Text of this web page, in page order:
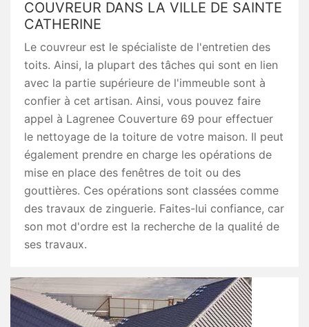
COUVREUR DANS LA VILLE DE SAINTE
CATHERINE
Le couvreur est le spécialiste de l'entretien des
toits. Ainsi, la plupart des tâches qui sont en lien
avec la partie supérieure de l'immeuble sont à
confier à cet artisan. Ainsi, vous pouvez faire
appel à Lagrenee Couverture 69 pour effectuer
le nettoyage de la toiture de votre maison. Il peut
également prendre en charge les opérations de
mise en place des fenêtres de toit ou des
gouttières. Ces opérations sont classées comme
des travaux de zinguerie. Faites-lui confiance, car
son mot d'ordre est la recherche de la qualité de
ses travaux.